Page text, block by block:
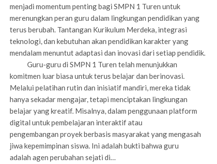
menjadi momentum penting bagi SMPN 1 Turen untuk
merenungkan peran guru dalam lingkungan pendidikan yang
terus berubah. Tantangan Kurikulum Merdeka, integrasi
teknologi, dan kebutuhan akan pendidikan karakter yang
mendalam menuntut adaptasi dan inovasi dari setiap pendidik.
Guru-guru di SMPN 1 Turen telah menunjukkan
komitmen luar biasa untuk terus belajar dan berinovasi.
Melalui pelatihan rutin dan inisiatif mandiri, mereka tidak
hanya sekadar mengajar, tetapi menciptakan lingkungan
belajar yang kreatif. Misalnya, dalam penggunaan platform
digital untuk pembelajaran interaktif atau
pengembangan proyek berbasis masyarakat yang mengasah
jiwa kepemimpinan siswa. Ini adalah bukti bahwa guru
adalah agen perubahan sejati di…